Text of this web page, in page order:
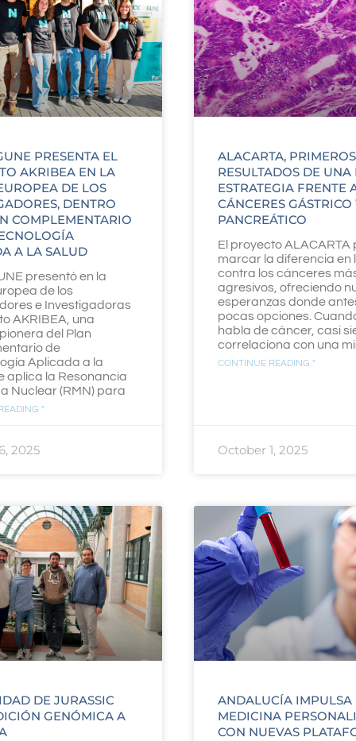
PRESENTA EL
AKRIBEA EN LA
DE LOS
DENTRO
COMPLEMENTARIO
A LA SALUD
presentó en la
de los
e Investigadoras
AKRIBEA, una
del Plan
de
Aplicada a la
aplica la Resonancia
Nuclear (RMN) para
"
2025
ALACARTA, PRIMEROS
RESULTADOS DE UNA
ESTRATEGIA FRENTE
CÁNCERES GÁSTRICO
PANCREÁTICO
El proyecto ALACARTA
marcar la diferencia en
contra los cánceres
agresivos, ofreciendo
esperanzas donde
pocas opciones.
habla de cáncer, casi
correlaciona con una
CONTINUE READING "
October 1, 2025
DE JURASSIC
GENÓMICA A
ANDALUCÍA IMPULSA
MEDICINA
CON NUEVAS